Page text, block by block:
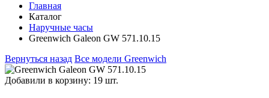
Главная
Каталог
Наручные часы
Greenwich Galeon GW 571.10.15
Вернуться назад Все модели Greenwich
Добавили в корзину: 19 шт.